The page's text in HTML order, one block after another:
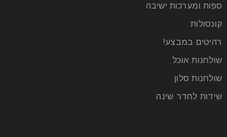
ספות ומערכות ישיבה
קונסולות
רהיטים במבצע!
שולחנות אוכל
שולחנות סלון
שידות לחדר שינה